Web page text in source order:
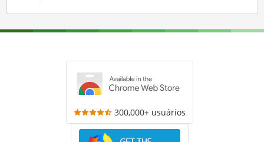
300,000+ usuários